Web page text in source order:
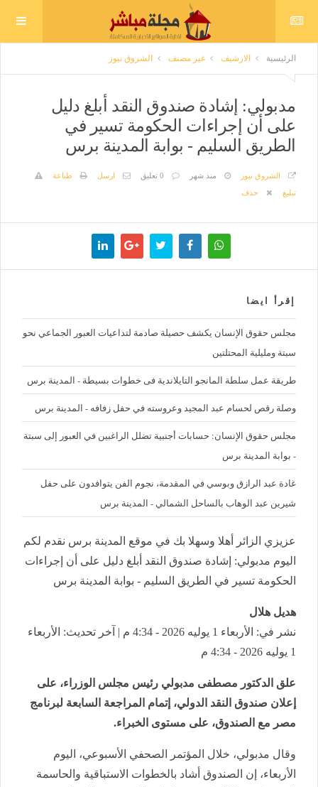
الرئيسية الارشيف غير مصنف الشروق نيوز
مدبولي: إشادة صندوق النقد أبلغ دليل
على أن إجراءات الحكومة تسير في
الطريق السليم - بوابة المدينة برس
الشروق نيوز منذ شهر 0 تعليق ارسل
طباعة
تبليغ
حذف
إقرأ ايضا
مجلس حقوق الإنسان يكشف حصيلة صادمة لتداعيات العبور الجماعي نحو
سبتة ومليلية المحتلتين
طريقة عمل سلطة المانجو التايلاندية فى خطوات بسيطة - المدينة برس
وصلة رقص لحسام عبد المجيد وعروسته في حفل زفافه - المدينة برس
مجلس حقوق الإنسان: حسابات أجنبية تضلل الراغبين في العبور إلى سبتة
- بوابة المدينة برس
غادة عبد الرازق وبوسي في المقدمة، نجوم الفن يتوافدون على حفل
شيرين عبد الوهاب بالساحل الشمالي - المدينة برس
عزيزي الزائر أهلا وسهلا بك في موقع المدينة برس نقدم لكم
اليوم مدبولي: إشادة صندوق النقد أبلغ دليل على أن إجراءات
الحكومة تسير في الطريق السليم - بوابة المدينة برس
هديل هلال
نشر في: الأربعاء 1 يوليه 2026 - 4:34 م | آخر تحديث: الأربعاء
1 يوليه 2026 - 4:34 م
علق الدكتور مصطفى مدبولي رئيس مجلس الوزراء، على
إعلان صندوق النقد الدولي، إتمام المراجعة السابعة لبرنامج
مصر مع الصندوق، على مستوى الخبراء.
وقال مدبولي، خلال المؤتمر الصحفي الأسبوعي، اليوم
الأربعاء، إن الصندوق أشاد بالخطوات الاستباقية والحاسمة